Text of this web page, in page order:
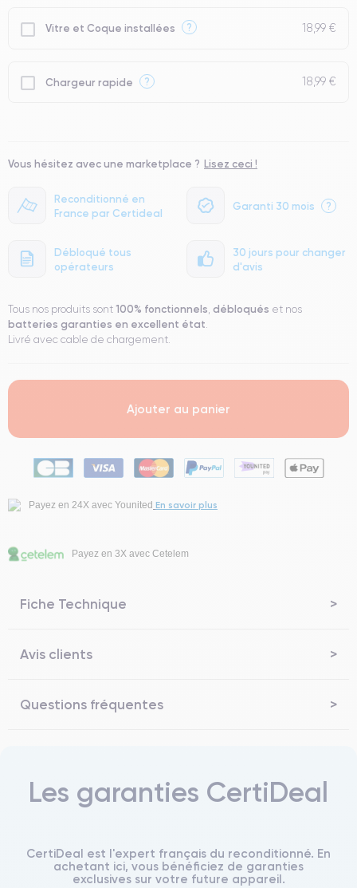
Reconditionné en
France par Certideal
Garanti 30 mois ?
Débloqué tous
opérateurs
30 jours pour changer
d'avis
Vitre et Coque installées ? 18,99 €
Chargeur rapide ? 18,99 €
Vous hésitez avec une marketplace ? Lisez ceci !
Tous nos produits sont 100% fonctionnels, débloqués et nos
batteries garanties en excellent état.
Livré avec cable de chargement.
Ajouter au panier
Payez en 24X avec Younited En savoir plus
Payez en 3X avec Cetelem
Fiche Technique
Avis clients
Questions fréquentes
Les garanties CertiDeal
CertiDeal est l'expert français du reconditionné. En
achetant ici, vous bénéficiez de garanties
exclusives sur votre future appareil.